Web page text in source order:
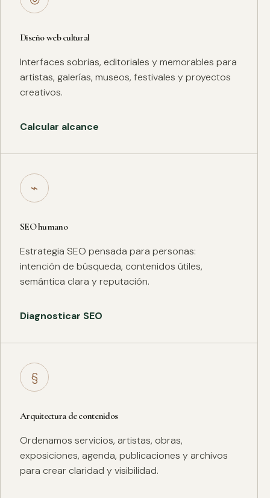
Diseño web cultural
Interfaces sobrias, editoriales y memorables para
artistas, galerías, museos, festivales y proyectos
creativos.
Calcular alcance
⌁
SEO humano
Estrategia SEO pensada para personas:
intención de búsqueda, contenidos útiles,
semántica clara y reputación.
Diagnosticar SEO
§
Arquitectura de contenidos
Ordenamos servicios, artistas, obras,
exposiciones, agenda, publicaciones y archivos
para crear claridad y visibilidad.